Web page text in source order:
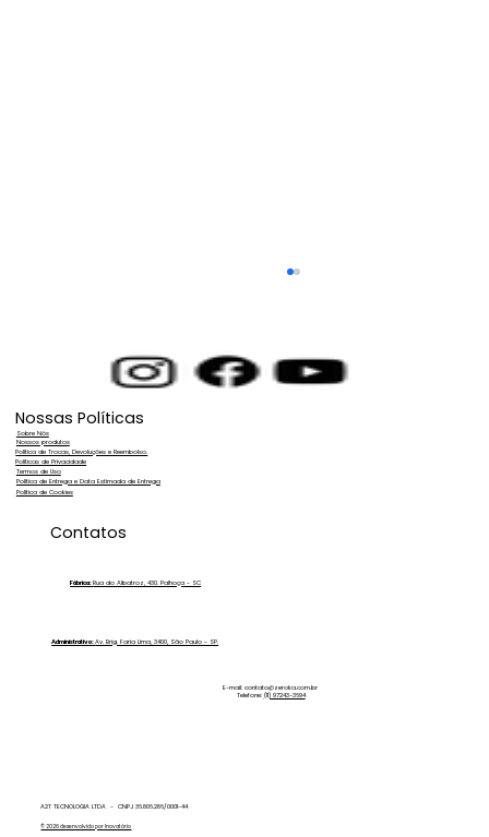
Osmose Reversa na Indústria de
de Alta Qualidade
A2T TECNOLOGIA LTDA - CNPJ 36.806.286/0001-44
© 2026 desenvolvido por Inovatório
Nossas Políticas
Nossos produtos
Sobre Nós
Política de Trocas, Devoluções e Reembolso.
Políticas de Privacidade
Política de Entrega e Data Estimada de Entrega
Política de Cookies
Termos de Uso
Contatos
Fábrica:Rua do Albatroz, 430. Palhoça - SC
Administrativo:Av. Brig. Faria Lima, 3400, São Paulo - SP.
E-mail:contato@zeroka.com.br
Telefone: (11) 97243-3694